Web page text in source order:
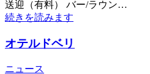
送迎（有料） バー/ラウン…
続きを読みます
オテルドベリ
ニュース